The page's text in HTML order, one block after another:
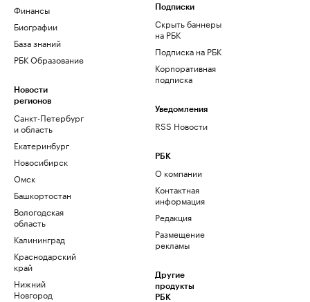
Финансы
Биографии
База знаний
РБК Образование
Новости
регионов
Санкт-Петербург
и область
Екатеринбург
Новосибирск
Омск
Башкортостан
Вологодская
область
Калининград
Краснодарский
край
Нижний
Новгород
Подписки
Скрыть баннеры
на РБК
Подписка на РБК
Корпоративная
подписка
Уведомления
RSS Новости
РБК
О компании
Контактная
информация
Редакция
Размещение
рекламы
Другие
продукты
РБК